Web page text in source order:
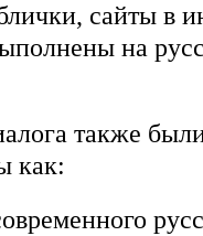
сайты в
на
также
как: